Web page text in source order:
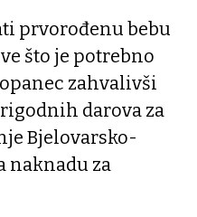
prvorođenu bebu
što je potrebno
zahvalivši
darova za
Bjelovarsko-
naknadu za